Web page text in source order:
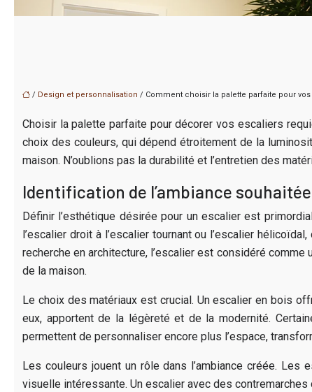
/ Design et personnalisation / Comment choisir la palette parfaite pour
Choisir la palette parfaite pour décorer vos escaliers
choix des couleurs, qui dépend étroitement de la
maison. N’oublions pas la durabilité et l’entretien des
Identification de l’ambiance
Définir l’esthétique désirée pour un escalier est
l’escalier droit à l’escalier tournant ou l’escalier
recherche en architecture, l’escalier est considéré
de la maison.
Le choix des matériaux est crucial. Un escalier en bois
eux, apportent de la légèreté et de la modernité.
permettent de personnaliser encore plus l’espace,
Les couleurs jouent un rôle dans l’ambiance créée.
visuelle intéressante. Un escalier avec des